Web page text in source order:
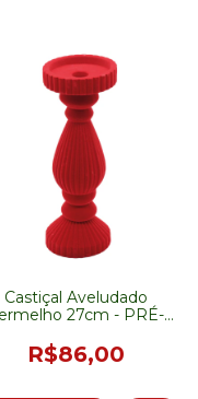
Castiçal Aveludado
27cm - PRÉ-
R$86,00